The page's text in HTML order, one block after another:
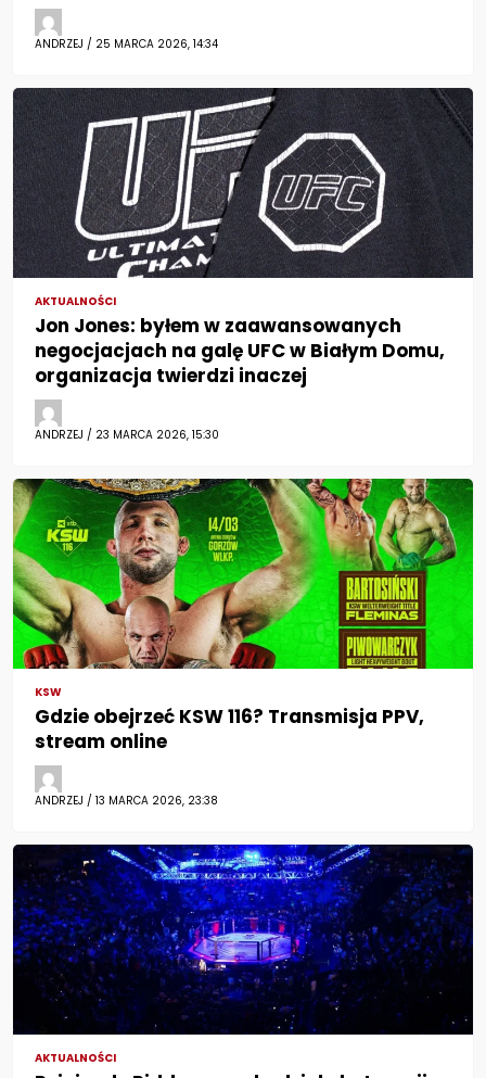
ANDRZEJ / 25 MARCA 2026, 14:34
AKTUALNOŚCI
Jon Jones: byłem w zaawansowanych
negocjacjach na galę UFC w Białym Domu,
organizacja twierdzi inaczej
ANDRZEJ / 23 MARCA 2026, 15:30
KSW
Gdzie obejrzeć KSW 116? Transmisja PPV,
stream online
ANDRZEJ / 13 MARCA 2026, 23:38
AKTUALNOŚCI